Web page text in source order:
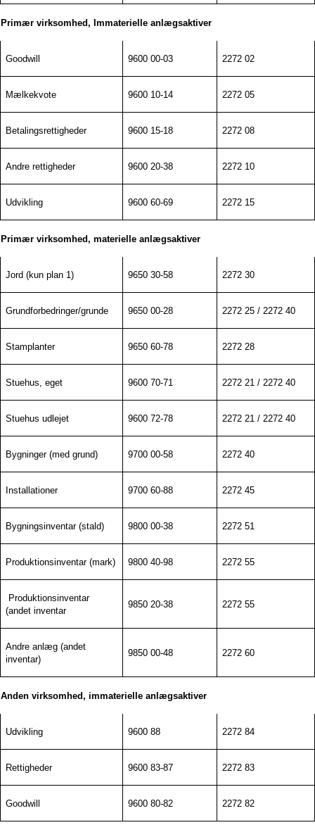
Primær virksomhed, Immaterielle anlægsaktiver
Goodwill 9600 00-03 2272 02
Mælkekvote 9600 10-14 2272 05
Betalingsrettigheder 9600 15-18 2272 08
Andre rettigheder 9600 20-38 2272 10
Udvikling 9600 60-69 2272 15
Primær virksomhed, materielle anlægsaktiver
Jord (kun plan 1) 9650 30-58 2272 30
Grundforbedringer/grunde 9650 00-28 2272 25 / 2272 40
Stamplanter 9650 60-78 2272 28
Stuehus, eget 9600 70-71 2272 21 / 2272 40
Stuehus udlejet 9600 72-78 2272 21 / 2272 40
Bygninger (med grund) 9700 00-58 2272 40
Installationer 9700 60-88 2272 45
Bygningsinventar (stald) 9800 00-38 2272 51
Produktionsinventar (mark) 9800 40-98 2272 55
Produktionsinventar
(andet inventar
9850 20-38 2272 55
Andre anlæg (andet
inventar)
9850 00-48 2272 60
Anden virksomhed, immaterielle anlægsaktiver
Udvikling 9600 88 2272 84
Rettigheder 9600 83-87 2272 83
Goodwill 9600 80-82 2272 82